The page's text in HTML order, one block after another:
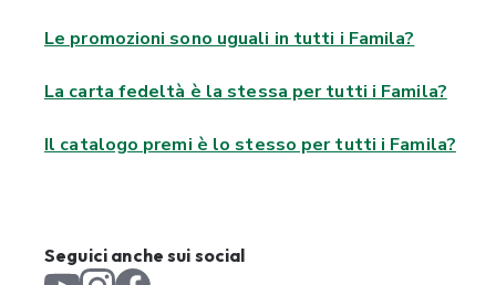
Le promozioni sono uguali in tutti i Famila?
La carta fedeltà è la stessa per tutti i Famila?
Il catalogo premi è lo stesso per tutti i Famila?
Seguici anche sui social